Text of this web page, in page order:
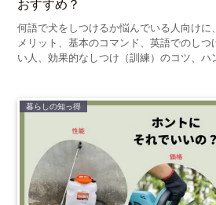
おすすめ？
何語で犬をしつけるか悩んでいる人向けに
メリット、基本のコマンド、英語でのし
い人、効果的なしつけ（訓練）のコツ、ハ
暮らしの知っ得